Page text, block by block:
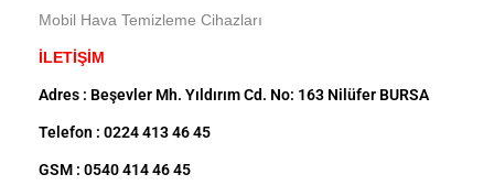
Mobil Hava Temizleme Cihazları
İLETİŞİM
Adres : Beşevler Mh. Yıldırım Cd. No: 163 Nilüfer BURSA
Telefon : 0224 413 46 45
GSM : 0540 414 46 45